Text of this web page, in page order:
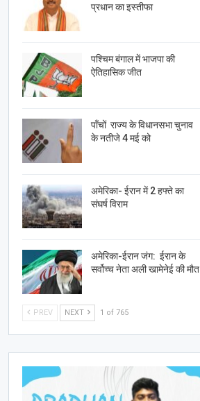
प्रधान का इस्तीफा
पश्चिम बंगाल में भाजपा की
ऐतिहासिक जीत
पाँचों राज्य के विधानसभा चुनाव
के नतीजे 4 मई को
अमेरिका- ईरान में 2 हफ्ते का
संघर्ष विराम
अमेरिका-ईरान जंग: ईरान के
सर्वोच्च नेता अली खामेनेई की मौत
PREV NEXT 1 of 765